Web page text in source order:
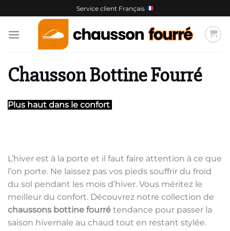
au
contenu
Service client Français
Chausson Bottine Fourré
Plus haut dans le confort
L’hiver est à la porte et il faut faire attention à ce que
l’on porte. Ne laissez pas vos pieds souffrir du froid
du sol pendant les mois d’hiver. Vous méritez le
meilleur du confort. Découvrez notre collection de
chaussons bottine fourré tendance pour passer la
saison hivernale au chaud tout en restant stylée.